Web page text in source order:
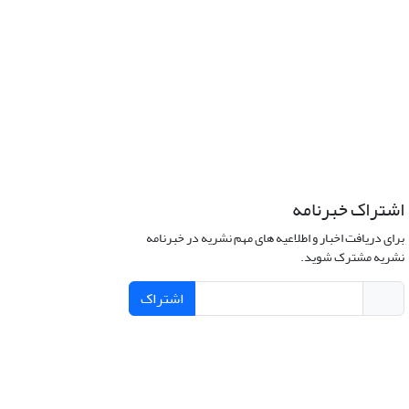
اشتراک خبرنامه
برای دریافت اخبار و اطلاعیه های مهم نشریه در خبرنامه
نشریه مشترک شوید.
اشتراک